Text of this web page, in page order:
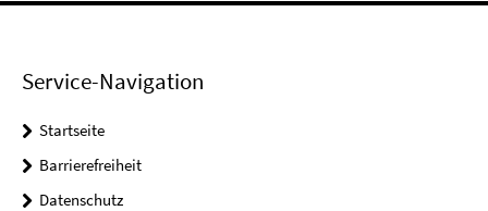
Service-Navigation
Startseite
Barrierefreiheit
Datenschutz